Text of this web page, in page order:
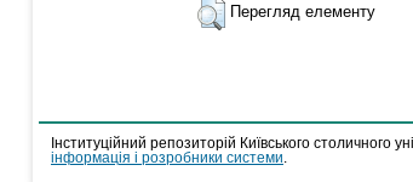
Перегляд елементу
Інституційний репозиторій Київського столичного
інформація і розробники системи